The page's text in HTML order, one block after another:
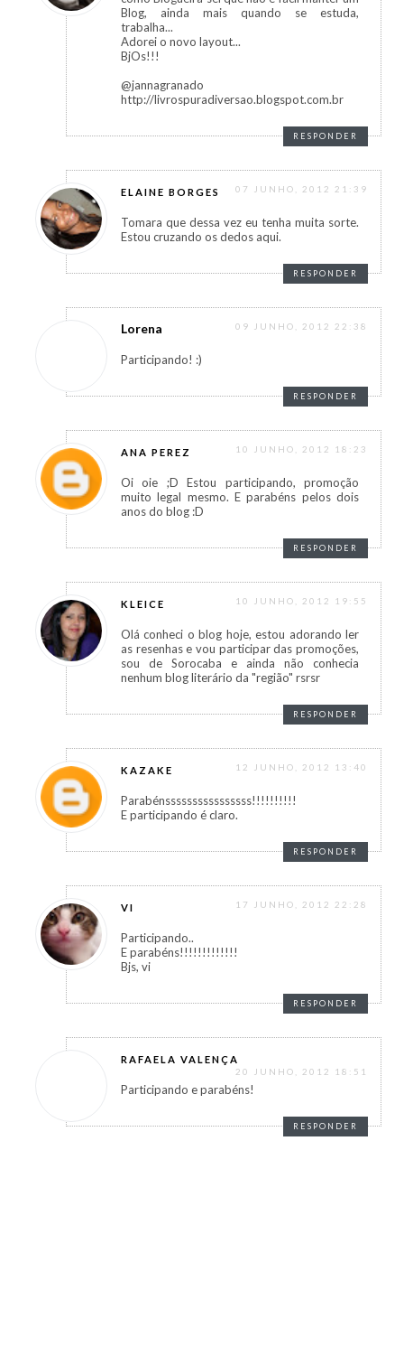
Blog, ainda mais quando se estuda,
trabalha...
Adorei o novo layout...
BjOs!!!
@jannagranado
http://livrospuradiversao.blogspot.com.br
RESPONDER
ELAINE BORGES 07 JUNHO, 2012 21:39
Tomara que dessa vez eu tenha muita sorte.
Estou cruzando os dedos aqui.
RESPONDER
Lorena 09 JUNHO, 2012 22:38
Participando! :)
RESPONDER
ANA PEREZ 10 JUNHO, 2012 18:23
Oi oie ;D Estou participando, promoção
muito legal mesmo. E parabéns pelos dois
anos do blog :D
RESPONDER
KLEICE 10 JUNHO, 2012 19:55
Olá conheci o blog hoje, estou adorando ler
as resenhas e vou participar das promoções,
sou de Sorocaba e ainda não conhecia
nenhum blog literário da "região" rsrsr
RESPONDER
KAZAKE 12 JUNHO, 2012 13:40
Parabénssssssssssssssss!!!!!!!!!!
E participando é claro.
RESPONDER
VI 17 JUNHO, 2012 22:28
Participando..
E parabéns!!!!!!!!!!!!!
Bjs, vi
RESPONDER
RAFAELA VALENÇA
20 JUNHO, 2012 18:51
Participando e parabéns!
RESPONDER